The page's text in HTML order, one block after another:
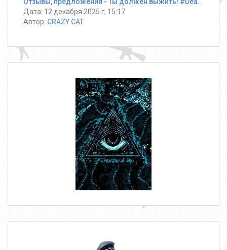
Дата: 12 декабря 2025 г, 15:17
Автор: CRAZY CAT